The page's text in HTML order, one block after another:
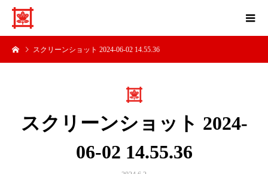
スクリーンショット 2024-06-02 14.55.36
スクリーンショット 2024-
06-02 14.55.36